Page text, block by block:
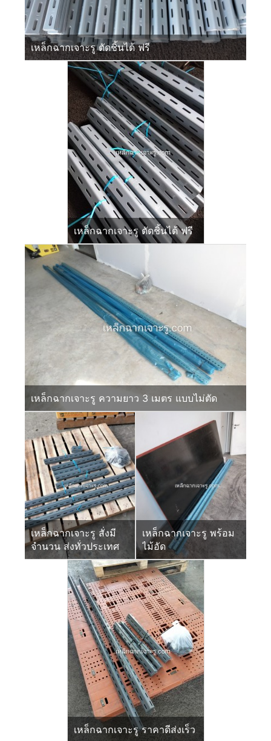
เหล็กฉากเจาะรู ตัดชิ้นได้ ฟรี
เหล็กฉากเจาะรู ตัดชิ้นได้ ฟรี
เหล็กฉากเจาะรู ความยาว 3 เมตร แบบไม่ตัด
เหล็กฉากเจาะรู สั่งมี
จำนวน ส่งทั่วประเทศ
เหล็กฉากเจาะรู พร้อม
ไม้อัด
เหล็กฉากเจาะรู ราคาดีส่งเร็ว